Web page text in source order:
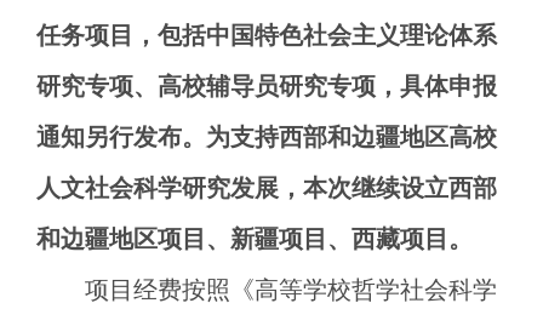
任务项目，包括中国特色社会主义理论体系
研究专项、高校辅导员研究专项，具体申报
通知另行发布。为支持西部和边疆地区高校
人文社会科学研究发展，本次继续设立西部
和边疆地区项目、新疆项目、西藏项目。
项目经费按照《高等学校哲学社会科学